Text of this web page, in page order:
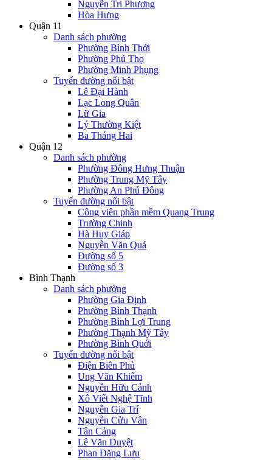
Nguyễn Tri Phương
Hòa Hưng
Quận 11
Danh sách phường
Phường Bình Thới
Phường Phú Thọ
Phường Minh Phụng
Tuyến đường nổi bật
Lê Đại Hành
Lạc Long Quân
Lữ Gia
Lý Thường Kiệt
Ba Tháng Hai
Quận 12
Danh sách phường
Phường Đông Hưng Thuận
Phường Trung Mỹ Tây
Phường An Phú Đông
Tuyến đường nổi bật
Công viên phần mềm Quang Trung
Trường Chinh
Hà Huy Giáp
Nguyễn Văn Quá
Đường số 5
Đường số 3
Bình Thạnh
Danh sách phường
Phường Gia Định
Phường Bình Thạnh
Phường Bình Lợi Trung
Phường Thạnh Mỹ Tây
Phường Bình Quới
Tuyến đường nổi bật
Điện Biên Phủ
Ung Văn Khiêm
Nguyễn Hữu Cảnh
Xô Viết Nghệ Tĩnh
Nguyễn Gia Trí
Nguyễn Cửu Vân
Tân Cảng
Lê Văn Duyệt
Phan Đăng Lưu